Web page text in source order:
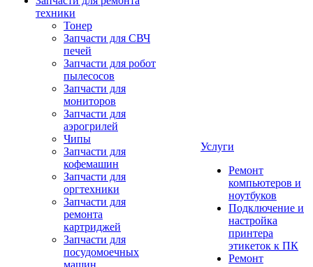
техники
Тонер
Запчасти для СВЧ
печей
Запчасти для робот
пылесосов
Запчасти для
мониторов
Запчасти для
аэрогрилей
Чипы
Запчасти для
кофемашин
Запчасти для
оргтехники
Запчасти для
ремонта
картриджей
Запчасти для
посудомоечных
машин
Услуги
Ремонт
компьютеров и
ноутбуков
Подключение и
настройка
принтера
этикеток к ПК
Ремонт